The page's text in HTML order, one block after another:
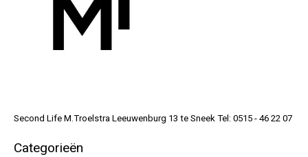
Second Life M.Troelstra Leeuwenburg 13 te Sneek Tel: 0515 - 46 22 07
Categorieën